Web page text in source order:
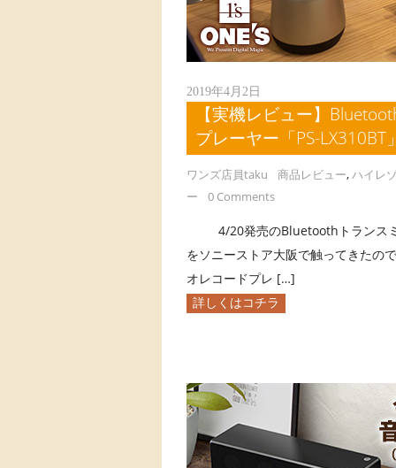
2019年4月2日
【実機レビュー】
プレーヤー「PS-LX310BT
ワンズ店員taku 商品レビュー,ハイレ
ー
0 Comments
4/20発売のBluetoothトランスミ
をソニーストア大阪で触ってきた
オレコードプレ […]
詳しくはコチラ